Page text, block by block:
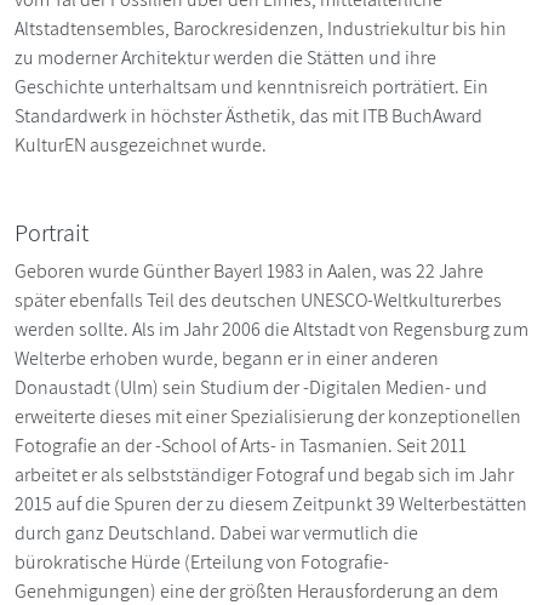
Altstadtensembles, Barockresidenzen, Industriekultur bis hin
zu moderner Architektur werden die Stätten und ihre
Geschichte unterhaltsam und kenntnisreich porträtiert. Ein
Standardwerk in höchster Ästhetik, das mit ITB BuchAward
KulturEN ausgezeichnet wurde.
Portrait
Geboren wurde Günther Bayerl 1983 in Aalen, was 22 Jahre
später ebenfalls Teil des deutschen UNESCO-Weltkulturerbes
werden sollte. Als im Jahr 2006 die Altstadt von Regensburg zum
Welterbe erhoben wurde, begann er in einer anderen
Donaustadt (Ulm) sein Studium der -Digitalen Medien- und
erweiterte dieses mit einer Spezialisierung der konzeptionellen
Fotografie an der -School of Arts- in Tasmanien. Seit 2011
arbeitet er als selbstständiger Fotograf und begab sich im Jahr
2015 auf die Spuren der zu diesem Zeitpunkt 39 Welterbestätten
durch ganz Deutschland. Dabei war vermutlich die
bürokratische Hürde (Erteilung von Fotografie-
Genehmigungen) eine der größten Herausforderung an dem